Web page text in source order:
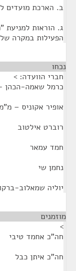
ב. הארכת מועדים
ג. הוראות למניעת
הפעילות במקרה של
נכחו
חברי הוועדה: >
כרמל שאמה-הכהן
אופיר אקוניס –
רוברט אילטוב
חמד עמאר
נחמן שי
יוליה שמאלוב-
מוזמנים
>
חה"כ אחמד טיבי
חה"כ איתן כבל